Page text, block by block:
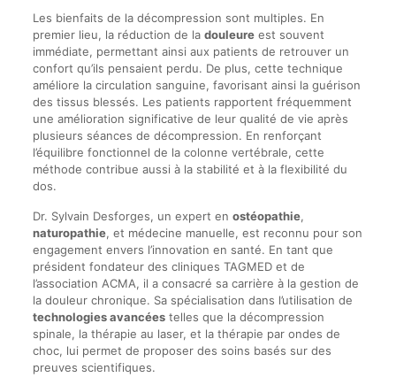
Les bienfaits de la décompression sont multiples. En
premier lieu, la réduction de la douleureest souvent
immédiate, permettant ainsi aux patients de retrouver un
confort qu’ils pensaient perdu. De plus, cette technique
améliore la circulation sanguine, favorisant ainsi la guérison
des tissus blessés. Les patients rapportent fréquemment
une amélioration significative de leur qualité de vie après
plusieurs séances de décompression. En renforçant
l’équilibre fonctionnel de la colonne vertébrale, cette
méthode contribue aussi à la stabilité et à la flexibilité du
dos.
Dr. Sylvain Desforges, un expert en ostéopathie,
naturopathie, et médecine manuelle, est reconnu pour son
engagement envers l’innovation en santé. En tant que
président fondateur des cliniques TAGMED et de
l’association ACMA, il a consacré sa carrière à la gestion de
la douleur chronique. Sa spécialisation dans l’utilisation de
technologies avancéestelles que la décompression
spinale, la thérapie au laser, et la thérapie par ondes de
choc, lui permet de proposer des soins basés sur des
preuves scientifiques.